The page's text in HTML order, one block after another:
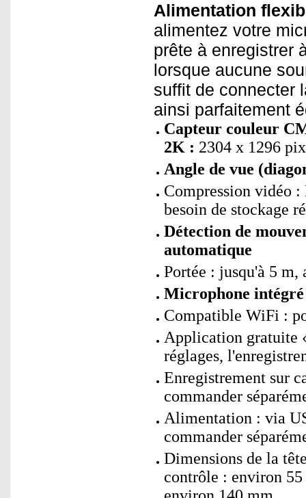
Alimentation
alimentez votre
prête à enregistrer
lorsque aucune
suffit de connecter
ainsi parfaitement
Capteur couleur
2K : 2304 x 1296
Angle de vue
Compression vidéo
besoin de stockage
Détection de
automatique
Portée : jusqu'à 5 m,
Microphone intégré
Compatible WiFi :
Application gratuite
réglages,
Enregistrement sur
commander
Alimentation : via
commander
Dimensions de la
contrôle : environ